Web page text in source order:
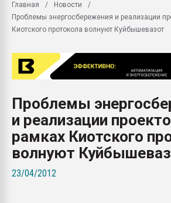
Главная
Новости
Проблемы энергосбережения и реализации
Киотского протокола волнуют Куйбышевазот
Проблемы
и реализации
рамках Киотского
волнуют
23/04/2012